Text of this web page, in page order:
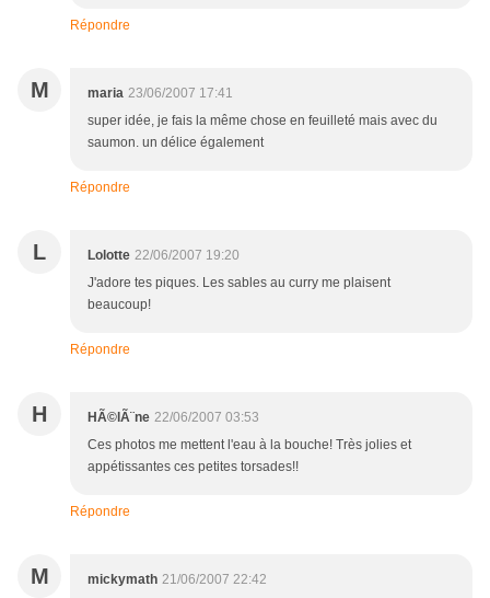
Répondre
M maria 23/06/2007 17:41
super idée, je fais la même chose en feuilleté mais avec du
saumon. un délice également
Répondre
L Lolotte 22/06/2007 19:20
J'adore tes piques. Les sables au curry me plaisent
beaucoup!
Répondre
H HÃ©lÃ¨ne 22/06/2007 03:53
Ces photos me mettent l'eau à la bouche! Très jolies et
appétissantes ces petites torsades!!
Répondre
M mickymath 21/06/2007 22:42